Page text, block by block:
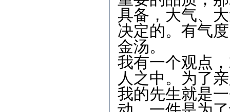
具备，大气、
决定的。有气
金汤。
我有一个观点
人之中。为了
我的先生就是